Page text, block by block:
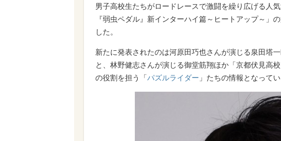
男子高校生たちがロードレースで激闘を繰り広げる人
『弱虫ペダル』​​新インターハイ篇～ヒートアップ～」
した。
新たに発表されたのは河原田巧也さんが演じる泉田塔
と、林野健志さんが演じる御堂筋翔ほか「京都伏見高
の役割を担う「パズルライダー 」たちの情報となってい